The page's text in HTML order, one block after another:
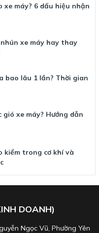
xe máy? 6 dấu hiệu nhận
xe máy hay thay
bao lâu 1 lần? Thời gian
xe máy? Hướng dẫn
kiểm trong cơ khí và
DOANH)
Ngọc Vũ, Phường Yên